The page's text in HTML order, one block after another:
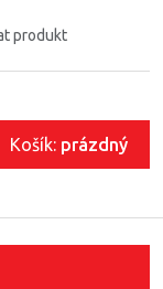
Košík: prázdný